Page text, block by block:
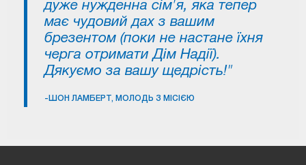
дуже нужденна сім'я, яка тепер
має чудовий дах з вашим
брезентом (поки не настане їхня
черга отримати Дім Надії).
Дякуємо за вашу щедрість!"
-ШОН ЛАМБЕРТ, МОЛОДЬ З МІСІЄЮ